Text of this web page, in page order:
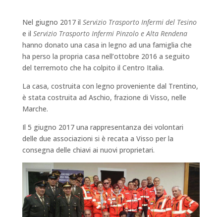
Nel giugno 2017 il Servizio Trasporto Infermi del Tesino
e il Servizio Trasporto Infermi Pinzolo e Alta Rendena
hanno donato una casa in legno ad una famiglia che
ha perso la propria casa nell’ottobre 2016 a seguito
del terremoto che ha colpito il Centro Italia.
La casa, costruita con legno proveniente dal Trentino,
è stata costruita ad Aschio, frazione di Visso, nelle
Marche.
Il 5 giugno 2017 una rappresentanza dei volontari
delle due associazioni si è recata a Visso per la
consegna delle chiavi ai nuovi proprietari.